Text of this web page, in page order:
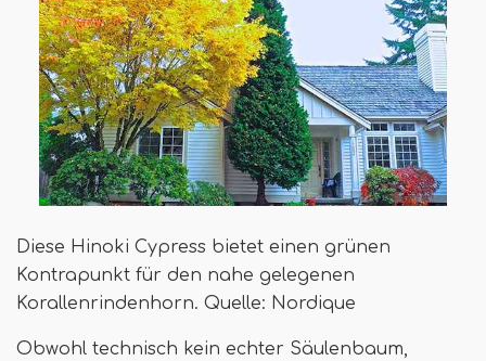
Diese Hinoki Cypress bietet einen grünen
Kontrapunkt für den nahe gelegenen
Korallenrindenhorn. Quelle: Nordique
Obwohl technisch kein echter Säulenbaum,